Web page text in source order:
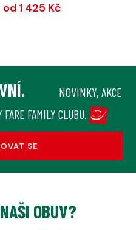
od 1 425 Kč
NOVINKY, AKCE
FAMILY CLUBU.
SE
OBUV?